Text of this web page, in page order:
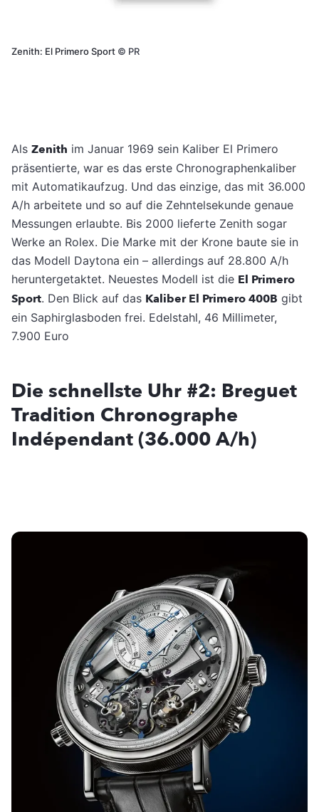
Zenith: El Primero Sport © PR
Als Zenith im Januar 1969 sein Kaliber El Primero
präsentierte, war es das erste Chronographenkaliber
mit Automatikaufzug. Und das einzige, das mit 36.000
A/h arbeitete und so auf die Zehntelsekunde genaue
Messungen erlaubte. Bis 2000 lieferte Zenith sogar
Werke an Rolex. Die Marke mit der Krone baute sie in
das Modell Daytona ein – allerdings auf 28.800 A/h
heruntergetaktet. Neuestes Modell ist die El Primero
Sport. Den Blick auf das Kaliber El Primero 400B gibt
ein Saphirglasboden frei. Edelstahl, 46 Millimeter,
7.900 Euro
Die schnellste Uhr #2: Breguet
Tradition Chronographe
Indépendant (36.000 A/h)